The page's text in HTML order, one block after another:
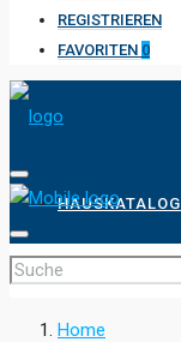
REGISTRIEREN
FAVORITEN 0
HAUSKATALOG
ANBIETER
Home